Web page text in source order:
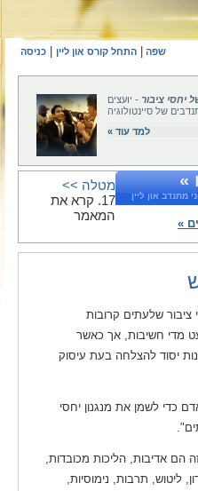
שפה התחל קורס און ליין כניסה
יחסי ציבור - יועצים
של סיינטולוגיה
למד עוד »
»
מתנדב און ליין
»
מטלה >>
17. קרא את
המאמר
ציבור שלעתים קרובות
מדי חשיבות, אך כאשר
יסוד להצלחה בעת עיסוק
כדי לשמן את מנגנון יחסי
הם אדיבות, הליכות מכובדות,
ליטוש, תרבות, נימוסיות,